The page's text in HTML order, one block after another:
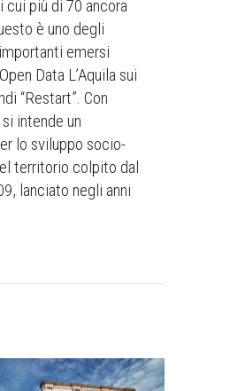
cui più di 70 ancora
è uno degli
emersi
Data L’Aquila sui
“Restart”. Con
intende un
lo sviluppo socio-
territorio colpito dal
lanciato negli anni